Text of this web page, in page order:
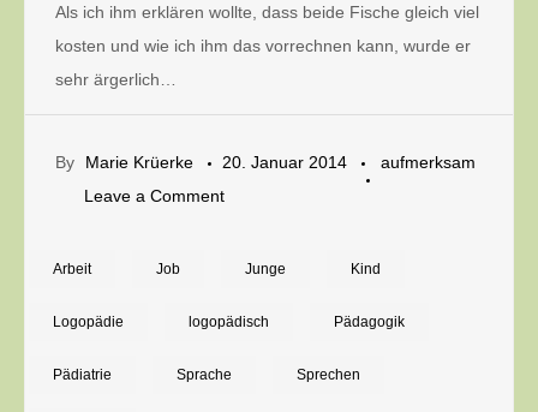
Als ich ihm erklären wollte, dass beide Fische gleich viel
kosten und wie ich ihm das vorrechnen kann, wurde er
sehr ärgerlich…
By Marie Krüerke 20. Januar 2014
aufmerksam
Leave a Commenton
Wie
ist
Arbeit Job Junge Kind
Logopädie logopädisch Pädagogik
Pädiatrie Sprache Sprechen